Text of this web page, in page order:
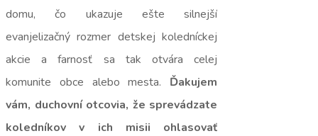
domu, čo ukazuje ešte silnejší
evanjelizačný rozmer detskej koledníckej
akcie a farnosť sa tak otvára celej
komunite obce alebo mesta. Ďakujem
vám, duchovní otcovia, že sprevádzate
koledníkov v ich misii ohlasovať